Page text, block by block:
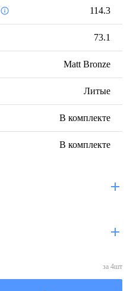
114.3
73.1
Matt Bronze
Литые
В комплекте
В комплекте
за 4шт